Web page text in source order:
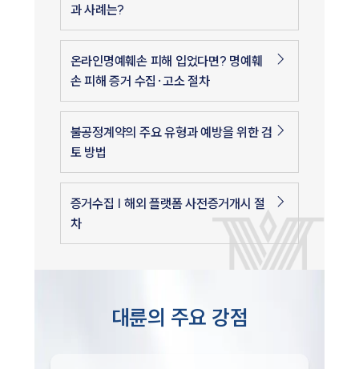
과 사례는?
온라인명예훼손 피해 입었다면? 명예훼
손 피해 증거 수집·고소 절차
불공정계약의 주요 유형과 예방을 위한 검
토 방법
증거수집 | 해외 플랫폼 사전증거개시 절
차
대륜의 주요 강점